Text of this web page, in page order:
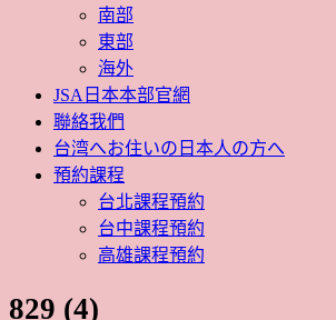
南部
東部
海外
JSA日本本部官網
聯絡我們
台湾へお住いの日本人の方へ
預約課程
台北課程預約
台中課程預約
高雄課程預約
829 (4)